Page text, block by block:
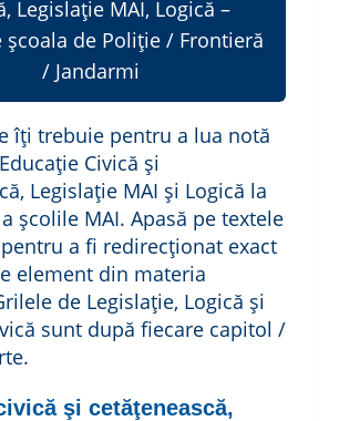
Legislație MAI, Logică –
de Poliție / Frontieră
/ Jandarmi
îți trebuie pentru a lua notă
Civică și
Legislație MAI și Logică la
școlile MAI. Apasă pe textele
a fi redirecționat exact
element din materia
de Legislație, Logică și
sunt după fiecare capitol /
şi cetăţenească,